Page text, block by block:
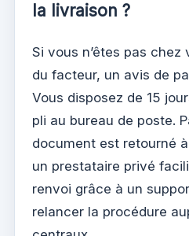
la livraison ?
Si vous n’êtes pas chez
du facteur, un avis de
Vous disposez de 15
pli au bureau de poste.
document est retourné à
un prestataire privé
renvoi grâce à un
relancer la procédure